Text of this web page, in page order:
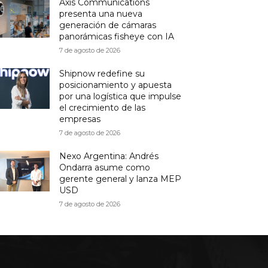
Axis Communications
presenta una nueva
generación de cámaras
panorámicas fisheye con IA
7 de agosto de 2026
Shipnow redefine su
posicionamiento y apuesta
por una logística que impulse
el crecimiento de las
empresas
7 de agosto de 2026
Nexo Argentina: Andrés
Ondarra asume como
gerente general y lanza MEP
USD
7 de agosto de 2026